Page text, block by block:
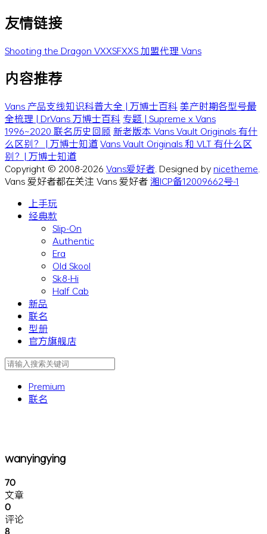
友情链接
Shooting the Dragon VXXSFXXS加盟代理 Vans
内容推荐
Vans 产品支线知识科普大全 | 万博士百科美产时期各型号最
全梳理 | Dr.Vans 万博士百科 专题 | Supreme x Vans
1996~2020 联名历史回顾 新老版本 Vans Vault Originals 有什
么区别？ | 万博士知道Vans Vault Originals 和 VLT 有什么区
别？| 万博士知道
Copyright © 2008-2026 Vans爱好者 . Designed bynicetheme
Vans 爱好者都在关注 Vans 爱好者湘ICP备12009662号-1
上手玩
经典款
Slip-On
Authentic
Era
Old Skool
Sk8-Hi
Half Cab
新品
联名
型册
官方旗舰店
Premium
联名
wanyingying
70
文章
0
评论
8